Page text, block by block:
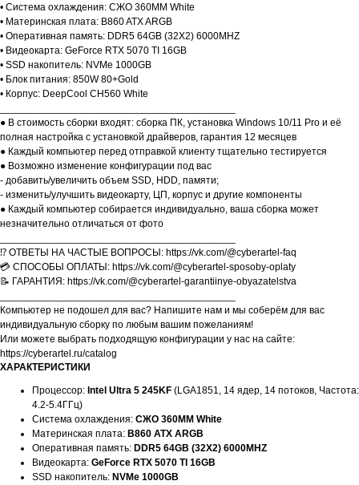
• Система охлаждения: СЖО 360MM White
• Материнская плата: B860 ATX ARGB
• Оперативная память: DDR5 64GB (32X2) 6000MHZ
• Видеокарта: GeForce RTX 5070 TI 16GB
• SSD накопитель: NVMe 1000GB
• Блок питания: 850W 80+Gold
• Корпус: DeepCool CH560 White
● В стоимость сборки входят: сборка ПК, установка Windows 10/11 Pro и её
полная настройка с установкой драйверов, гарантия 12 месяцев
● Каждый компьютер перед отправкой клиенту тщательно тестируется
● Возможно изменение конфигурации под вас
- добавить/увеличить объем SSD, HDD, памяти;
- изменить/улучшить видеокарту, ЦП, корпус и другие компоненты
● Каждый компьютер собирается индивидуально, ваша сборка может
незначительно отличаться от фото
⁉️ ОТВЕТЫ НА ЧАСТЫЕ ВОПРОСЫ: https://vk.com/@cyberartel-faq
💳 СПОСОБЫ ОПЛАТЫ: https://vk.com/@cyberartel-sposoby-oplaty
📝 ГАРАНТИЯ: https://vk.com/@cyberartel-garantiinye-obyazatelstva
Компьютер не подошел для вас? Напишите нам и мы соберём для вас
индивидуальную сборку по любым вашим пожеланиям!
Или можете выбрать подходящую конфигурации у нас на сайте:
https://cyberartel.ru/catalog
ХАРАКТЕРИСТИКИ
Процессор: Intel Ultra 5 245KF (LGA1851, 14 ядер, 14 потоков, Частота:
4.2-5.4ГГц)
Система охлаждения: СЖО 360MM White
Материнская плата: B860 ATX ARGB
Оперативная память: DDR5 64GB (32X2) 6000MHZ
Видеокарта: GeForce RTX 5070 TI 16GB
SSD накопитель: NVMe 1000GB